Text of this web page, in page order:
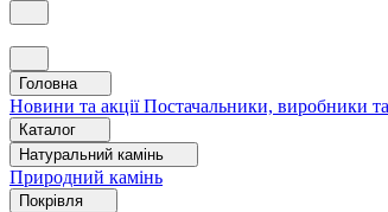
Головна
Новини та акціїПостачальники, виробники
Каталог
Натуральний камінь
Природний камінь
Покрівля